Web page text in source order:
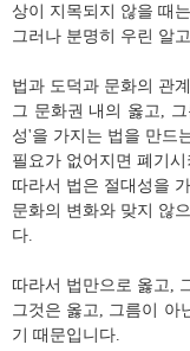
상이 지목되지 않을 때
그러나 분명히 우린 알
법과 도덕과 문화의 관
그 문화권 내의 옳고,
성'을 가지는 법을 만드
필요가 없어지면 폐기
따라서 법은 절대성을
문화의 변화와 맞지 않
다.
따라서 법만으로 옳고,
그것은 옳고, 그름이 아
기 때문입니다.